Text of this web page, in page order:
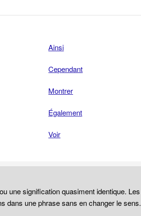
Ainsi
Cependant
Montrer
Également
Voir
une signification quasiment identique. Les
dans une phrase sans en changer le sens.